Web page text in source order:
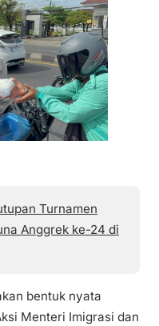
Turnamen
Anggrek ke-24 di
bentuk nyata
Menteri Imigrasi dan